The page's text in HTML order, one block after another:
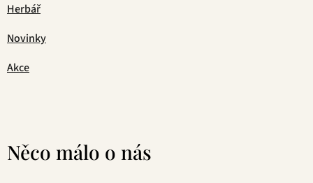
Herbář
Novinky
Akce
Něco málo o nás